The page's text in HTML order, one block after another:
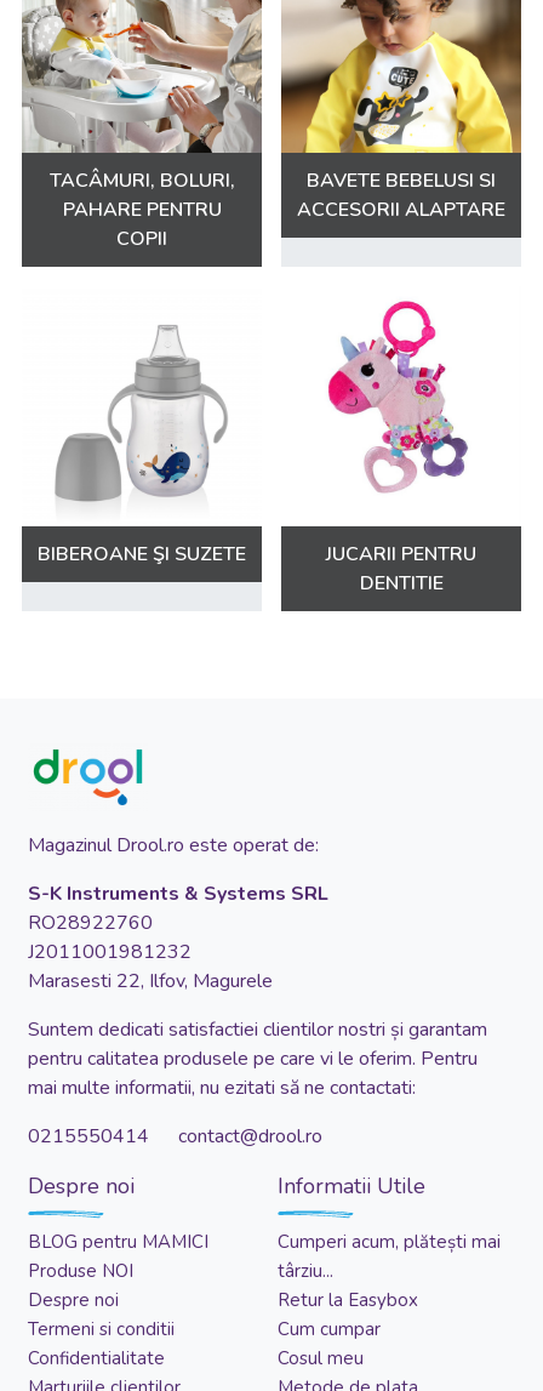
TACÂMURI, BOLURI,
PAHARE PENTRU
COPII
BAVETE BEBELUSI SI
ACCESORII ALAPTARE
BIBEROANE ŞI SUZETE
JUCARII PENTRU
DENTITIE
Magazinul Drool.ro este operat de:
S-K Instruments & Systems SRL
RO28922760
J2011001981232
Marasesti 22, Ilfov, Magurele
Suntem dedicati satisfactiei clientilor nostri și garantam
pentru calitatea produsele pe care vi le oferim. Pentru
mai multe informatii, nu ezitati să ne contactati:
0215550414 contact@drool.ro
Despre noi
BLOG pentru MAMICI
Produse NOI
Despre noi
Termeni si conditii
Confidentialitate
Informatii Utile
Cumperi acum, plătești mai
târziu...
Retur la Easybox
Cum cumpar
Cosul meu